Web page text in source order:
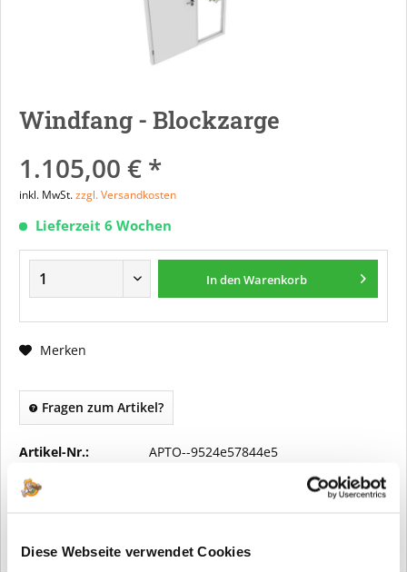
Diese Webseite verwendet Cookies
Windfang - Blockzarge
1.105,00 € *
inkl. MwSt.zzgl. Versandkosten
Lieferzeit 6 Wochen
In denWarenkorb
Merken
Fragen zum Artikel?
Artikel-Nr.: APTO--9524e57844e5
Vorteile